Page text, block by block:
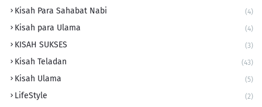
Kisah Para Sahabat Nabi (4)
Kisah para Ulama (4)
KISAH SUKSES (3)
Kisah Teladan (43)
Kisah Ulama (5)
LifeStyle (2)